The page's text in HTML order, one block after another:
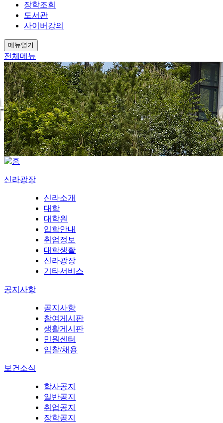
장학조회
도서관
사이버강의
메뉴열기
전체메뉴
신라광장
신라소개
대학
대학원
입학안내
취업정보
대학생활
신라광장
기타서비스
공지사항
공지사항
참여게시판
생활게시판
민원센터
입찰/채용
보건소식
학사공지
일반공지
취업공지
장학공지